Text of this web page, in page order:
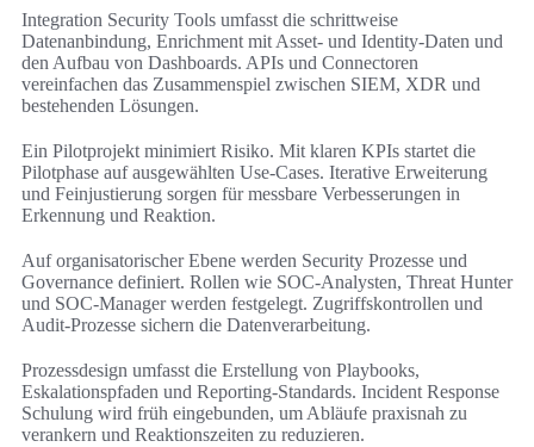
Integration Security Tools umfasst die schrittweise
Datenanbindung, Enrichment mit Asset- und Identity-Daten und
den Aufbau von Dashboards. APIs und Connectoren
vereinfachen das Zusammenspiel zwischen SIEM, XDR und
bestehenden Lösungen.
Ein Pilotprojekt minimiert Risiko. Mit klaren KPIs startet die
Pilotphase auf ausgewählten Use-Cases. Iterative Erweiterung
und Feinjustierung sorgen für messbare Verbesserungen in
Erkennung und Reaktion.
Auf organisatorischer Ebene werden Security Prozesse und
Governance definiert. Rollen wie SOC-Analysten, Threat Hunter
und SOC-Manager werden festgelegt. Zugriffskontrollen und
Audit-Prozesse sichern die Datenverarbeitung.
Prozessdesign umfasst die Erstellung von Playbooks,
Eskalationspfaden und Reporting-Standards. Incident Response
Schulung wird früh eingebunden, um Abläufe praxisnah zu
verankern und Reaktionszeiten zu reduzieren.